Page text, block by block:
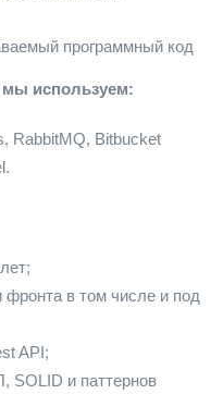
программный код
мы используем:
RabbitMQ, Bitbucket
фронта в том числе и под
API;
SOLID и паттернов